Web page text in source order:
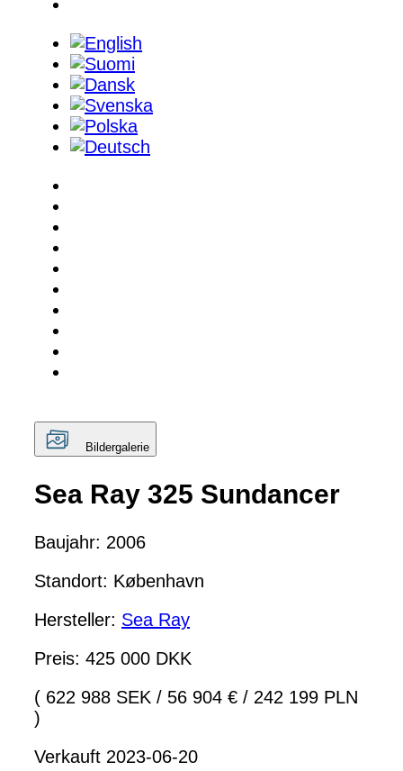
Bildergalerie
Sea Ray 325 Sundancer
Baujahr: 2006
Standort: København
Hersteller: Sea Ray
Preis: 425 000 DKK
( 622 988 SEK / 56 904 € / 242 199 PLN
)
Verkauft 2023-06-20